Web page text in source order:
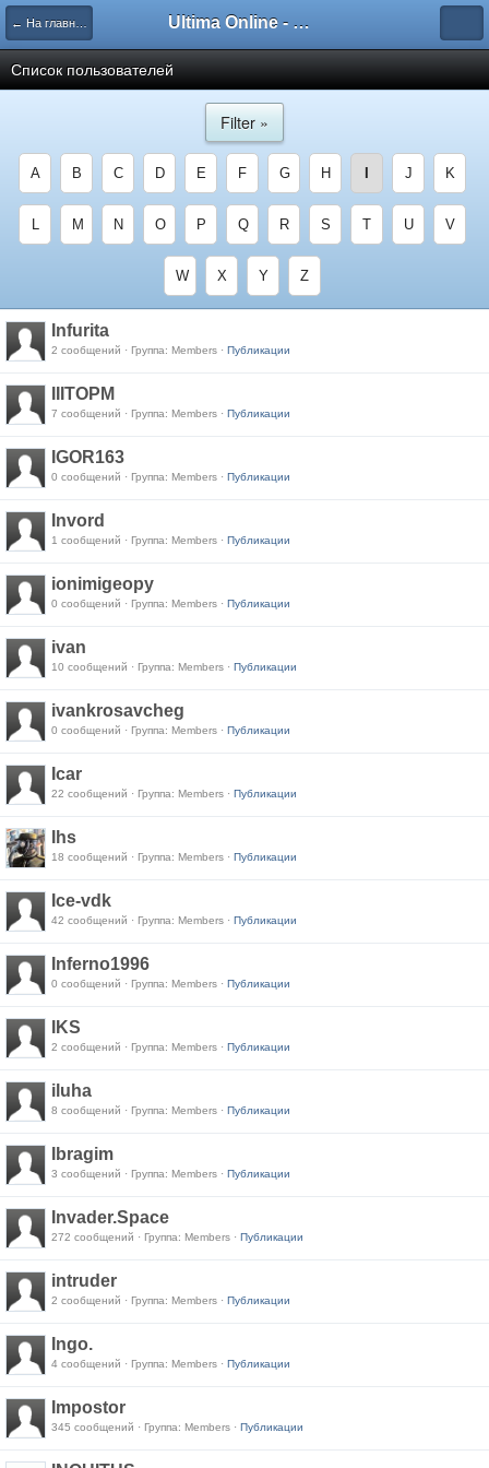
← На главную Ultima Online - Форум Русского сообщества игры
Список пользователей
Filter »
A B C D E F G H J K
L M N O P Q R S T U V
W X Y Z
Infurita
2 сообщений · Группа: Members · Публикации
IIITOPM
7 сообщений · Группа: Members · Публикации
IGOR163
0 сообщений · Группа: Members · Публикации
Invord
1 сообщений · Группа: Members · Публикации
ionimigeopy
0 сообщений · Группа: Members · Публикации
ivan
10 сообщений · Группа: Members · Публикации
ivankrosavcheg
0 сообщений · Группа: Members · Публикации
Icar
22 сообщений · Группа: Members · Публикации
Ihs
18 сообщений · Группа: Members · Публикации
Ice-vdk
42 сообщений · Группа: Members · Публикации
Inferno1996
0 сообщений · Группа: Members · Публикации
IKS
2 сообщений · Группа: Members · Публикации
iluha
8 сообщений · Группа: Members · Публикации
Ibragim
3 сообщений · Группа: Members · Публикации
Invader.Space
272 сообщений · Группа: Members · Публикации
intruder
2 сообщений · Группа: Members · Публикации
Ingo.
4 сообщений · Группа: Members · Публикации
Impostor
345 сообщений · Группа: Members · Публикации